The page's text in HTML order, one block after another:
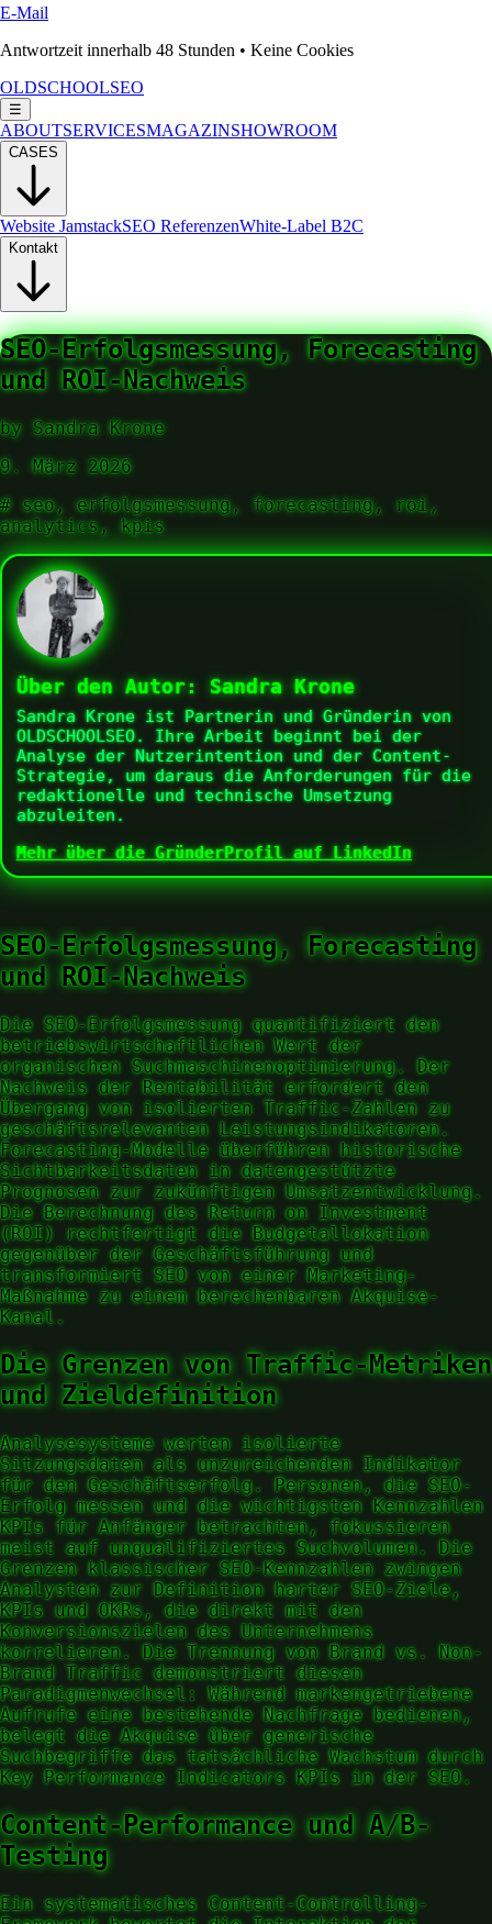
E-Mail
Antwortzeit innerhalb 48 Stunden • Keine Cookies
OLDSCHOOLSEO
☰
ABOUTSERVICESMAGAZINSHOWROOM
CASES
Website JamstackSEO ReferenzenWhite-Label B2C
Kontakt
SEO-Erfolgsmessung, Forecasting
und ROI-Nachweis
by Sandra Krone
9. März 2026
# seo, erfolgsmessung, forecasting, roi,
analytics, kpis
Über den Autor: Sandra Krone
Sandra Krone ist Partnerin und Gründerin von
OLDSCHOOLSEO. Ihre Arbeit beginnt bei der
Analyse der Nutzerintention und der Content-
Strategie, um daraus die Anforderungen für die
redaktionelle und technische Umsetzung
abzuleiten.
Mehr über die GründerProfil auf LinkedIn
SEO-Erfolgsmessung, Forecasting
und ROI-Nachweis
Die SEO-Erfolgsmessung quantifiziert den
betriebswirtschaftlichen Wert der
organischen Suchmaschinenoptimierung. Der
Nachweis der Rentabilität erfordert den
Übergang von isolierten Traffic-Zahlen zu
geschäftsrelevanten Leistungsindikatoren.
Forecasting-Modelle überführen historische
Sichtbarkeitsdaten in datengestützte
Prognosen zur zukünftigen Umsatzentwicklung.
Die Berechnung des Return on Investment
(ROI) rechtfertigt die Budgetallokation
gegenüber der Geschäftsführung und
transformiert SEO von einer Marketing-
Maßnahme zu einem berechenbaren Akquise-
Kanal.
Die Grenzen von Traffic-Metriken
und Zieldefinition
Analysesysteme werten isolierte
Sitzungsdaten als unzureichenden Indikator
für den Geschäftserfolg. Personen, die SEO-
Erfolg messen und die wichtigsten Kennzahlen
KPIs für Anfänger betrachten, fokussieren
meist auf unqualifiziertes Suchvolumen. Die
Grenzen klassischer SEO-Kennzahlen zwingen
Analysten zur Definition harter SEO-Ziele,
KPIs und OKRs, die direkt mit den
Konversionszielen des Unternehmens
korrelieren. Die Trennung von Brand vs. Non-
Brand Traffic demonstriert diesen
Paradigmenwechsel: Während markengetriebene
Aufrufe eine bestehende Nachfrage bedienen,
belegt die Akquise über generische
Suchbegriffe das tatsächliche Wachstum durch
Key Performance Indicators KPIs in der SEO.
Content-Performance und A/B-
Testing
Ein systematisches Content-Controlling-